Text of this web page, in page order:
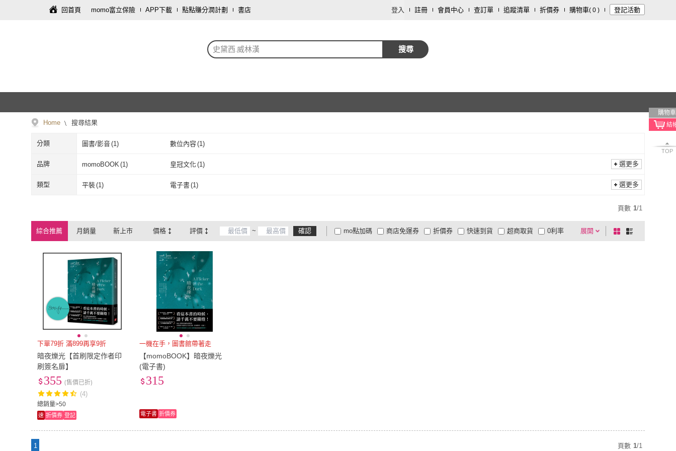
回首頁 momo富立保險 APP下載 點點賺分潤計劃 書店 登入 註冊 會員中心 查訂單 追蹤清單 折價券 購物車( 0 ) 登記活動
史黛西.威林漢 搜尋
購物車
TOP
Home 搜尋結果
分類 圖書/影音(1) 數位內容(1)
品牌 momoBOOK (1) 皇冠文化(1)
momoBOOK 皇冠文化
選更多
類型 平裝(1) 電子書(1) 選更多
頁數 1/1
綜合推薦 月銷量 新上市 價格 評價 ~ 確認 展開
折價券
有影片
商品有量 電視購物
mo點加碼 快速到貨 超商取貨
大家電安心配
大家電快配
商店免運券 0利率
棋
盤
列
下單79折 滿899再享9折
暗夜爍光【首刷限定作者印
刷簽名扉】
總銷量>50
355 (售價已折)
(4)
速 折價券 登記
一機在手，圖書館帶著走
【momoBOOK】暗夜爍光
(電子書)
315
電子書 折價券
1 頁數 1/1